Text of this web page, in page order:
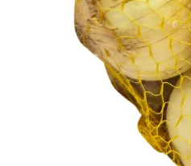
lácteos y refrigerados
vinos y licores
cuidado del bebé